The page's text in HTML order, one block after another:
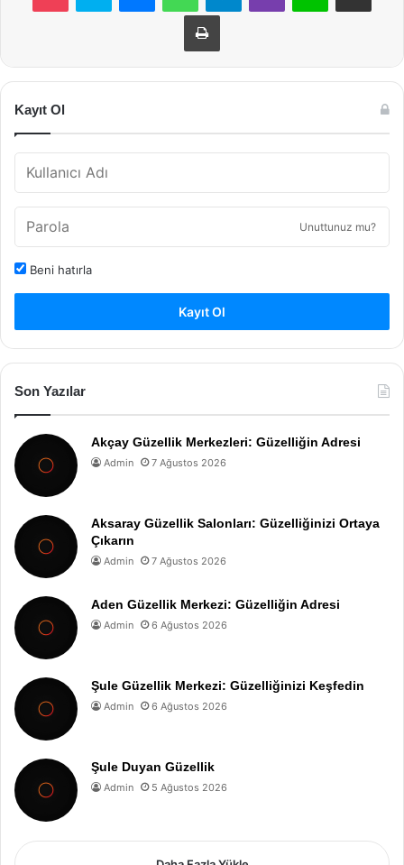
Yazdır
Kayıt Ol
Unuttunuz mu?
Beni hatırla
Kayıt Ol
Son Yazılar
Akçay Güzellik Merkezleri: Güzelliğin Adresi
Admin 7 Ağustos 2026
Aksaray Güzellik Salonları: Güzelliğinizi Ortaya
Çıkarın
Admin 7 Ağustos 2026
Aden Güzellik Merkezi: Güzelliğin Adresi
Admin 6 Ağustos 2026
Şule Güzellik Merkezi: Güzelliğinizi Keşfedin
Admin 6 Ağustos 2026
Şule Duyan Güzellik
Admin 5 Ağustos 2026